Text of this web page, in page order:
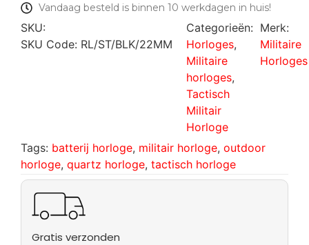
Vandaag besteld is binnen 10 werkdagen in huis!
SKU:
SKU Code: RL/ST/BLK/22MM
Categorieën:
Horloges,
Militaire
horloges,
Tactisch
Militair
Horloge
Merk:
Militaire
Horloges
Tags: batterij horloge, militair horloge, outdoor
horloge, quartz horloge, tactisch horloge
Gratis verzonden